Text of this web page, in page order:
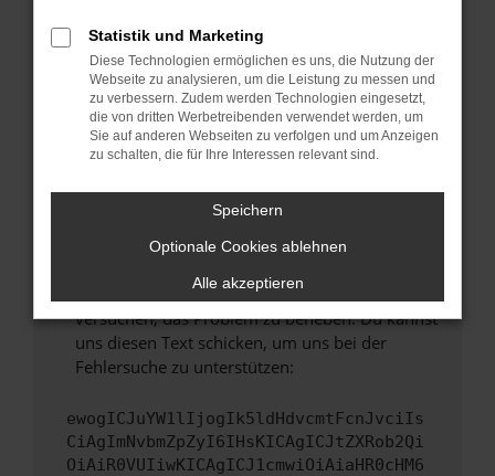
Probleme zu beheben.
Stelle sicher, dass dein Browser und dein
Betriebssystem auf dem neuesten Stand
sind.
Veraltete Software birgt nicht nur ein
Sicherheitsrisiko, sondern kann auch dazu
führen, dass bestimmte Funktionen nicht mehr
unterstützt werden.
Wende dich an den Webseitenbetreiber.
hast, kontaktiere uns bitte. Wir werden
versuchen, das Problem zu beheben. Du kannst
uns diesen Text schicken, um uns bei der
Fehlersuche zu unterstützen:
ewogICJuYW1lIjogIk5ldHdvcmtFcnJvciIs
CiAgImNvbmZpZyI6IHsKICAgICJtZXRob2Qi
OiAiR0VUIiwKICAgICJ1cmwiOiAiaHR0cHM6
Statistik und Marketing
Diese Technologien ermöglichen es uns, die Nutzung der
Webseite zu analysieren, um die Leistung zu messen und
zu verbessern. Zudem werden Technologien eingesetzt,
die von dritten Werbetreibenden verwendet werden, um
Sie auf anderen Webseiten zu verfolgen und um Anzeigen
zu schalten, die für Ihre Interessen relevant sind.
Speichern
Optionale Cookies ablehnen
Alle akzeptieren